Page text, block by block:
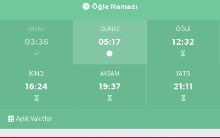
Öğle Namazı
İMSAK
03:36
GÜNEŞ
05:17
ÖĞLE
12:32
İKINDI
16:24
AKŞAM
19:37
YATSI
21:11
Aylık Vakitler